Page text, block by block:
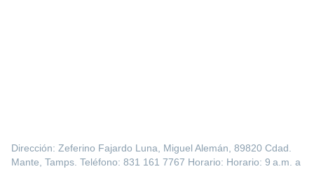
Dirección: Zeferino Fajardo Luna, Miguel Alemán, 89820 Cdad.
Mante, Tamps. Teléfono: 831 161 7767 Horario: Horario: 9 a.m. a